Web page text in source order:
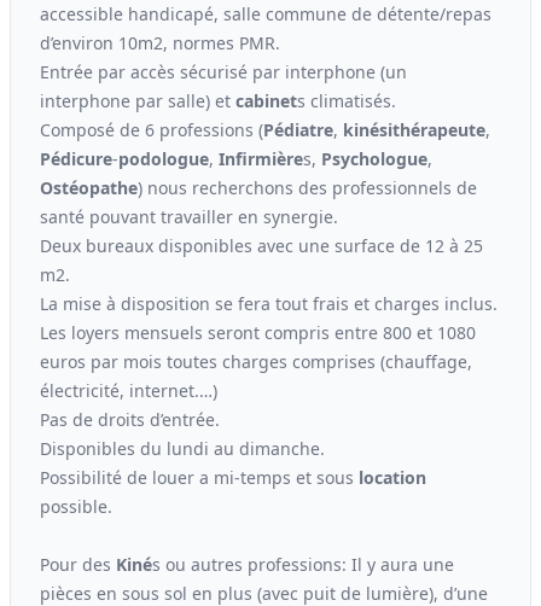
accessible handicapé, salle commune de détente/repas
d’environ 10m2, normes PMR.
Entrée par accès sécurisé par interphone (un
interphone par salle) et cabinets climatisés.
Composé de 6 professions (Pédiatre, kinésithérapeute,
Pédicure-podologue, Infirmières, Psychologue,
Ostéopathe) nous recherchons des professionnels de
santé pouvant travailler en synergie.
Deux bureaux disponibles avec une surface de 12 à 25
m2.
La mise à disposition se fera tout frais et charges inclus.
Les loyers mensuels seront compris entre 800 et 1080
euros par mois toutes charges comprises (chauffage,
électricité, internet.…)
Pas de droits d’entrée.
Disponibles du lundi au dimanche.
Possibilité de louer a mi-temps et sous location
possible.
Pour des Kinés ou autres professions: Il y aura une
pièces en sous sol en plus (avec puit de lumière), d’une